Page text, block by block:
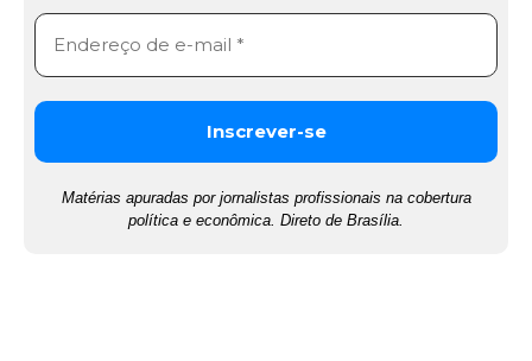
Matérias apuradas por jornalistas profissionais na cobertura
política e econômica. Direto de Brasília.